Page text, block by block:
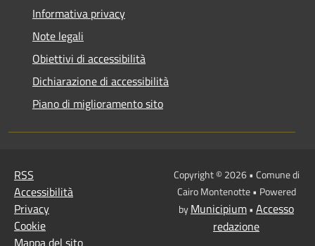
Informativa privacy
Note legali
Obiettivi di accessibilità
Dichiarazione di accessibilità
Piano di miglioramento sito
RSS
Accessibilità
Privacy
Cookie
Mappa del sito
Copyright © 2026 • Comune di
Cairo Montenotte • Powered
byMunicipium• Accesso
redazione